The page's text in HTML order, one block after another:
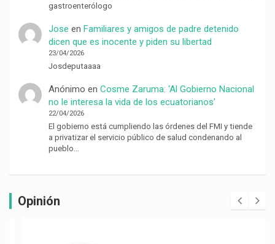
gastroenterólogo
Jose en Familiares y amigos de padre detenido
dicen que es inocente y piden su libertad
23/04/2026
Josdeputaaaa
Anónimo en Cosme Zaruma: ‘Al Gobierno Nacional
no le interesa la vida de los ecuatorianos’
22/04/2026
El gobierno está cumpliendo las órdenes del FMI y tiende
a privatizar el servicio público de salud condenando al
pueblo…
Opinión